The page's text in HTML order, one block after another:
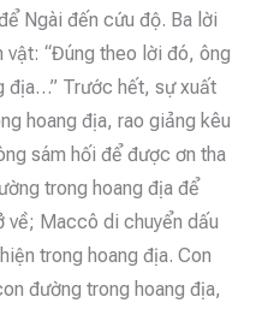
Ngài đến cứu độ. Ba lời
vật: “Đúng theo lời đó, ông
địa…” Trước hết, sự xuất
hoang địa, rao giảng kêu
sám hối để được ơn tha
trong hoang địa để
về; Maccô di chuyển dấu
trong hoang địa. Con
đường trong hoang địa,